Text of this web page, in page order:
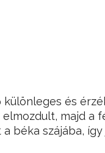
különleges és
majd a
béka szájába,